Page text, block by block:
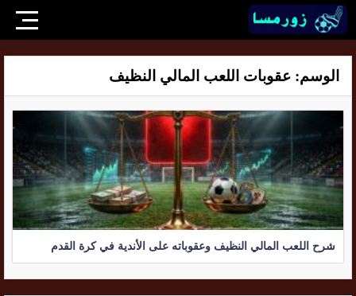
الوسم: عقوبات اللعب المالي النظيف
شرح اللعب المالي النظيف وعقوباته على الأندية في كرة القدم